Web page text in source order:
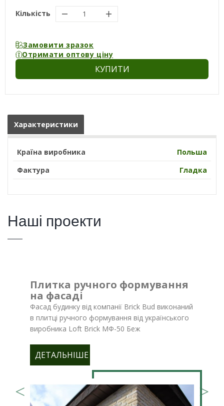
Кількість
Замовити зразок
Отримати оптову ціну
КУПИТИ
Характеристики
Країна виробника
Польша
Фактура
Гладка
Наші проекти
Плитка ручного формування
на фасаді
Фасад будинку від компанії Brick Bud виконаний
в плитці ручного формування від українського
виробника Loft Brick МФ-50 Беж
ДЕТАЛЬНІШЕ